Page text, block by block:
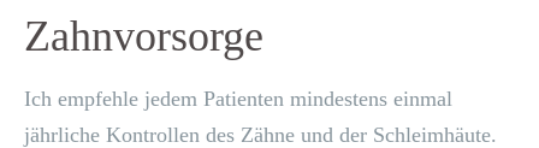
Zahnvorsorge
Ich empfehle jedem Patienten mindestens einmal
jährliche Kontrollen des Zähne und der Schleimhäute.